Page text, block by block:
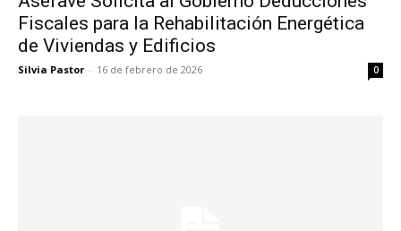
Fiscales para la Rehabilitación Energética
de Viviendas y Edificios
Silvia Pastor - 16 de febrero de 2026 0